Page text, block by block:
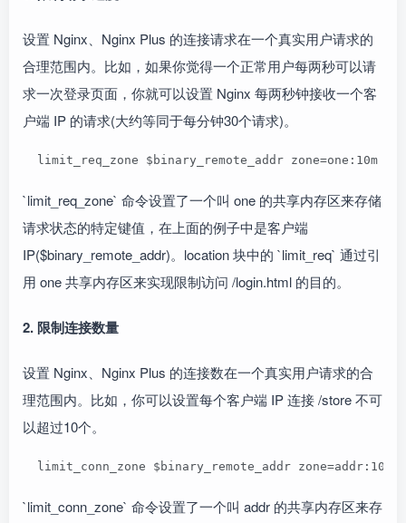
设置 Nginx、Nginx Plus 的连接请求在一个真实用户请求的
合理范围内。比如，如果你觉得一个正常用户每两秒可以请
求一次登录页面，你就可以设置 Nginx 每两秒钟接收一个客
户端 IP 的请求(大约等同于每分钟30个请求)。
limit_req_zone $binary_remote_addr zone=one:10m
`limit_req_zone` 命令设置了一个叫 one 的共享内存区来存储
请求状态的特定键值，在上面的例子中是客户端
IP($binary_remote_addr)。location 块中的 `limit_req` 通过引
用 one 共享内存区来实现限制访问 /login.html 的目的。
2. 限制连接数量
设置 Nginx、Nginx Plus 的连接数在一个真实用户请求的合
理范围内。比如，你可以设置每个客户端 IP 连接 /store 不可
以超过10个。
limit_conn_zone $binary_remote_addr
`limit_conn_zone` 命令设置了一个叫 addr 的共享内存区来存